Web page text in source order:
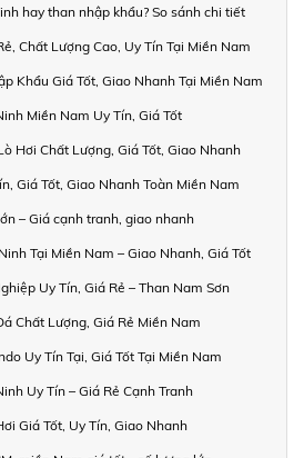
hay than nhập khẩu? So sánh chi tiết
Chất Lượng Cao, Uy Tín Tại Miền Nam
Khẩu Giá Tốt, Giao Nhanh Tại Miền Nam
Miền Nam Uy Tín, Giá Tốt
Hơi Chất Lượng, Giá Tốt, Giao Nhanh
Giá Tốt, Giao Nhanh Toàn Miền Nam
– Giá cạnh tranh, giao nhanh
Tại Miền Nam – Giao Nhanh, Giá Tốt
Uy Tín, Giá Rẻ – Than Nam Sơn
Chất Lượng, Giá Rẻ Miền Nam
Uy Tín Tại, Giá Tốt Tại Miền Nam
Uy Tín – Giá Rẻ Cạnh Tranh
Giá Tốt, Uy Tín, Giao Nhanh